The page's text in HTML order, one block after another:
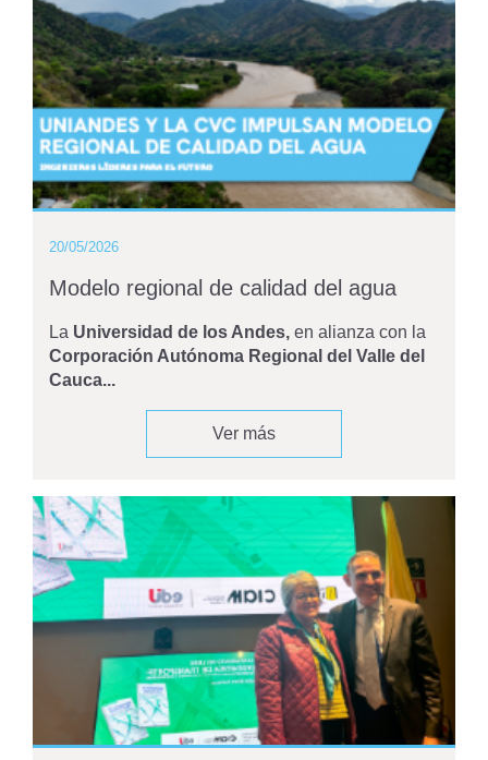
20/05/2026
Modelo regional de calidad del agua
La Universidad de los Andes, en alianza con la
Corporación Autónoma Regional del Valle del
Cauca...
Ver más